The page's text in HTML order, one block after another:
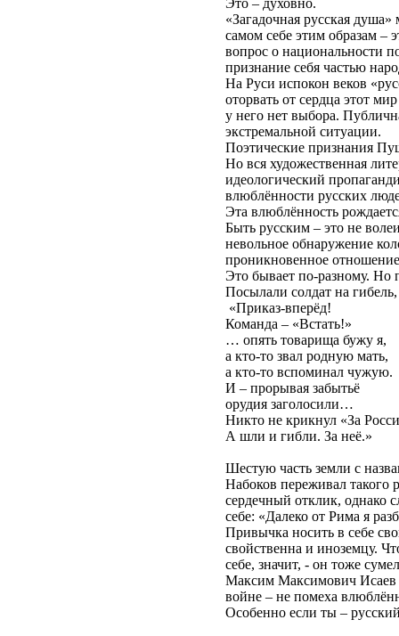
Это – духовно.
«Загадочная русская
самом себе этим образам –
вопрос о национальности
признание себя частью
На Руси испокон веков
оторвать от сердца этот
у него нет выбора.
экстремальной ситуации.
Поэтические признания
Но вся художественная
идеологический
влюблённости русских
Эта влюблённость
Быть русским – это не
невольное обнаружение
проникновенное
Это бывает по-разному. Но
Посылали солдат на
«Приказ-вперёд!
Команда – «Встать!»
… опять товарища бужу я,
а кто-то звал родную мать,
а кто-то вспоминал чужую.
И – прорывая забытьё
орудия заголосили…
Никто не крикнул «За
А шли и гибли. За неё.»
Шестую часть земли с
Набоков переживал такого
сердечный отклик, однако
себе: «Далеко от Рима я
Привычка носить в себе
свойственна и иноземцу.
себе, значит, - он тоже
Максим Максимович Исаев
войне – не помеха
Особенно если ты –